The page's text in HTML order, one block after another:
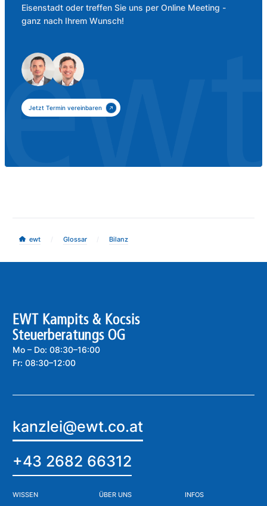
Eisenstadt oder treffen Sie uns per Online Meeting -
ganz nach Ihrem Wunsch!
Jetzt Termin vereinbaren
ewt Glossar Bilanz
EWT Kampits & Kocsis
Steuerberatungs OG
Mo – Do: 08:30–16:00
Fr: 08:30–12:00
kanzlei@ewt.co.at
+43 2682 66312
WISSEN ÜBER UNS INFOS